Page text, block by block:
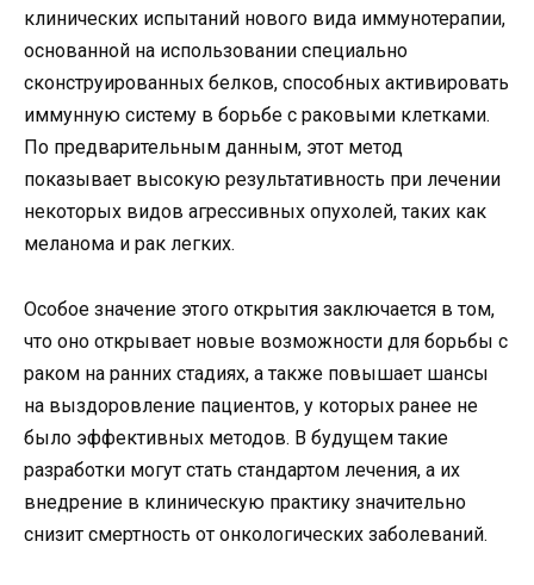
клинических испытаний нового вида иммунотерапии,
основанной на использовании специально
сконструированных белков, способных активировать
иммунную систему в борьбе с раковыми клетками.
По предварительным данным, этот метод
показывает высокую результативность при лечении
некоторых видов агрессивных опухолей, таких как
меланома и рак легких.
Особое значение этого открытия заключается в том,
что оно открывает новые возможности для борьбы с
раком на ранних стадиях, а также повышает шансы
на выздоровление пациентов, у которых ранее не
было эффективных методов. В будущем такие
разработки могут стать стандартом лечения, а их
внедрение в клиническую практику значительно
снизит смертность от онкологических заболеваний.